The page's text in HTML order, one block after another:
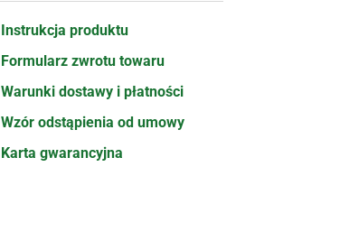
Instrukcja produktu
Formularz zwrotu towaru
Warunki dostawy i płatności
Wzór odstąpienia od umowy
Karta gwarancyjna